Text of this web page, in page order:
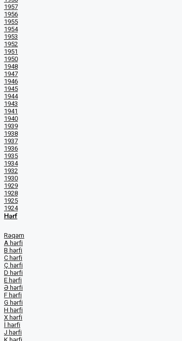
1957
1956
1955
1954
1953
1952
1951
1950
1948
1947
1946
1945
1944
1943
1941
1940
1939
1938
1937
1936
1935
1934
1932
1930
1929
1928
1925
1924
Hərf
Rəqəm
A hərfi
B hərfi
C hərfi
Ç hərfi
D hərfi
E hərfi
Ə hərfi
F hərfi
G hərfi
H hərfi
X hərfi
İ hərfi
J hərfi